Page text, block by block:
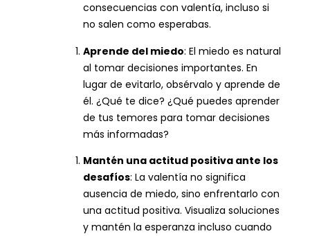
consecuencias con valentía, incluso si
no salen como esperabas.
Aprende del miedo: El miedo es natural
al tomar decisiones importantes. En
lugar de evitarlo, obsérvalo y aprende de
él. ¿Qué te dice? ¿Qué puedes aprender
de tus temores para tomar decisiones
más informadas?
Mantén una actitud positiva ante los
desafíos: La valentía no significa
ausencia de miedo, sino enfrentarlo con
una actitud positiva. Visualiza soluciones
y mantén la esperanza incluso cuando